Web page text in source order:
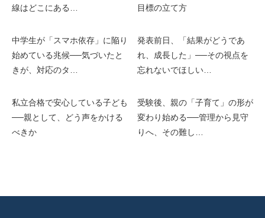
線はどこにある…
目標の立て方
中学生が「スマホ依存」に陥り
始めている兆候──気づいたと
きが、対応のタ…
発表前日、「結果がどうであ
れ、成長した」──その視点を
忘れないでほしい…
私立合格で安心している子ども
──親として、どう声をかける
べきか
受験後、親の「子育て」の形が
変わり始める──管理から見守
りへ、その難し…